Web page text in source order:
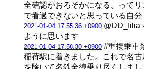
全確認がおろそかになる、って
で看過できないと思っている自分
2021-01-04 17:55:36 +0900 @DD_filia
ように思います
2021-01-04 17:58:30 +0900 #重複乗車
稲荷駅に着きました。これで名
を除いて名鉄全線乗り尽くしま